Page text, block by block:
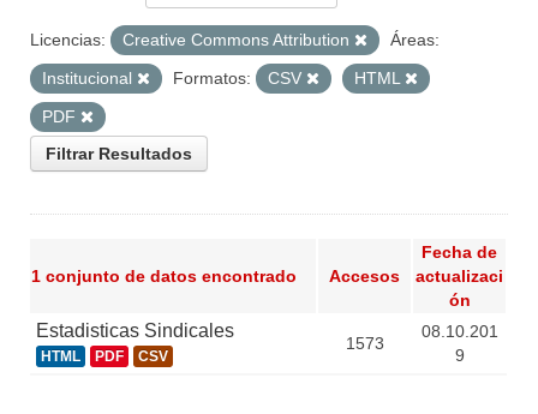
Licencias: Creative Commons Attribution
Áreas:
Institucional
Formatos: CSV
HTML
PDF
Filtrar Resultados
1 conjunto de datos encontrado Accesos
Fecha de
actualizaci
ón
Estadisticas Sindicales
HTML PDF CSV
1573
08.10.201
9